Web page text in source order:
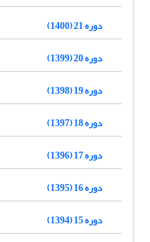
دوره 21 (1400)
دوره 20 (1399)
دوره 19 (1398)
دوره 18 (1397)
دوره 17 (1396)
دوره 16 (1395)
دوره 15 (1394)